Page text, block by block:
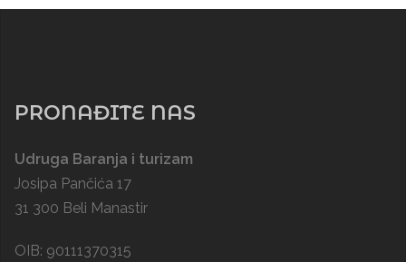
PRONAĐITE NAS
Udruga Baranja i turizam
Josipa Pančića 17
31 300 Beli Manastir
OIB: 90111370315